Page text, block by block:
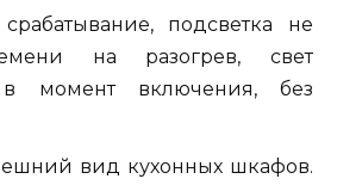
подсветка не
на разогрев, свет
в момент включения, без
вид кухонных шкафов.